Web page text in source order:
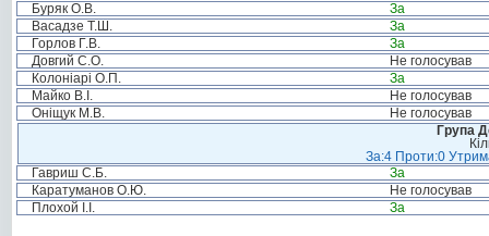
Буряк О.В.
За
Васадзе Т.Ш.
За
Горлов Г.В.
За
Довгий С.О.
Не голосував
Колоніарі О.П.
За
Майко В.І.
Не голосував
Оніщук М.В.
Не голосував
Група
За:4 Проти:0
Гавриш С.Б.
За
Каратуманов О.Ю.
Не голосував
Плохой І.І.
За